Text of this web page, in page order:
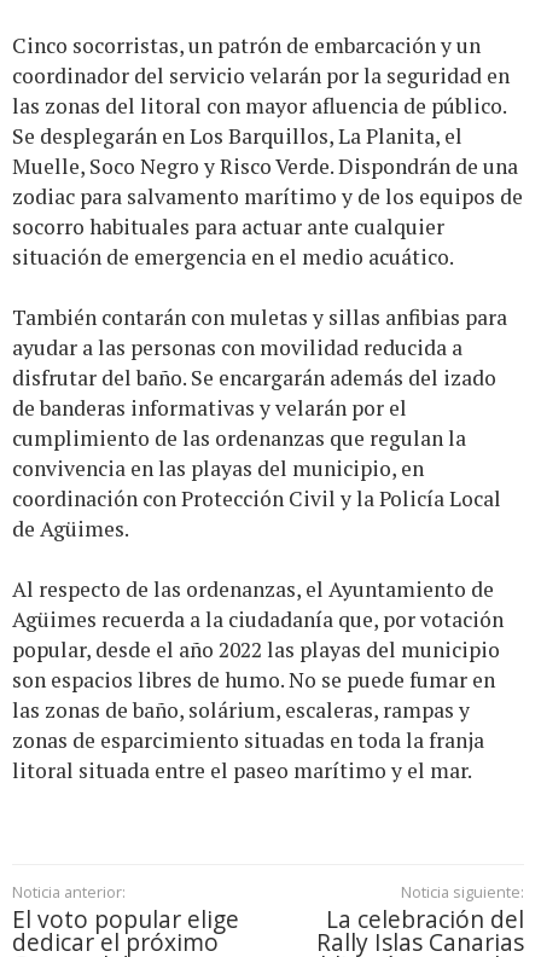
Cinco socorristas, un patrón de embarcación y un
coordinador del servicio velarán por la seguridad en
las zonas del litoral con mayor afluencia de público.
Se desplegarán en Los Barquillos, La Planita, el
Muelle, Soco Negro y Risco Verde. Dispondrán de una
zodiac para salvamento marítimo y de los equipos de
socorro habituales para actuar ante cualquier
situación de emergencia en el medio acuático.
También contarán con muletas y sillas anfibias para
ayudar a las personas con movilidad reducida a
disfrutar del baño. Se encargarán además del izado
de banderas informativas y velarán por el
cumplimiento de las ordenanzas que regulan la
convivencia en las playas del municipio, en
coordinación con Protección Civil y la Policía Local
de Agüimes.
Al respecto de las ordenanzas, el Ayuntamiento de
Agüimes recuerda a la ciudadanía que, por votación
popular, desde el año 2022 las playas del municipio
son espacios libres de humo. No se puede fumar en
las zonas de baño, solárium, escaleras, rampas y
zonas de esparcimiento situadas en toda la franja
litoral situada entre el paseo marítimo y el mar.
Noticia anterior:
El voto popular elige
dedicar el próximo
Noticia siguiente:
La celebración del
Rally Islas Canarias